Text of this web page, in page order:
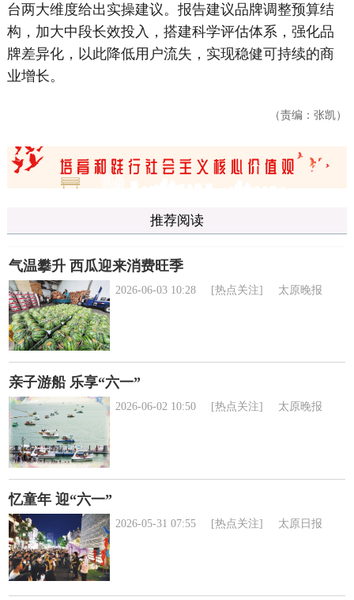
台两大维度给出实操建议。报告建议品牌调整预算结
构，加大中段长效投入，搭建科学评估体系，强化品
牌差异化，以此降低用户流失，实现稳健可持续的商
业增长。
（责编：张凯）
推荐阅读
气温攀升 西瓜迎来消费旺季
2026-06-03 10:28 [热点关注] 太原晚报
亲子游船 乐享“六一”
2026-06-02 10:50 [热点关注] 太原晚报
忆童年 迎“六一”
2026-05-31 07:55 [热点关注] 太原日报